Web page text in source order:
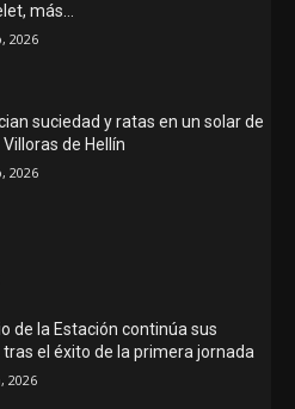
más…
2026
suciedad y ratas en un solar de
Villoras de Hellín
2026
de la Estación continúa sus
el éxito de la primera jornada
2026